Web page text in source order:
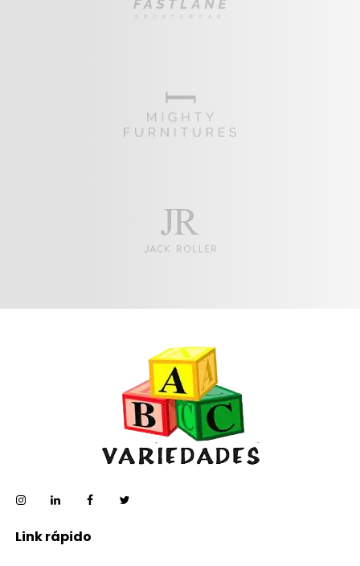
Link rápido